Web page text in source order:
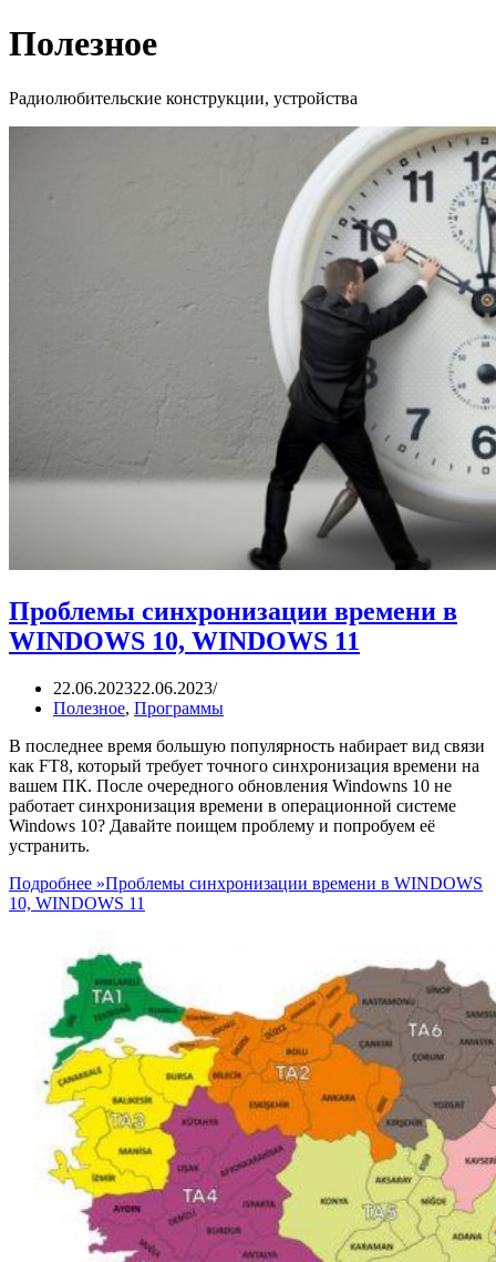
Полезное
Радиолюбительские конструкции, устройства
Проблемы синхронизации времени в
WINDOWS 10, WINDOWS 11
22.06.202322.06.2023
Полезное, Программы
В последнее время большую популярность набирает вид связи
как FT8, который требует точного синхронизация времени на
вашем ПК. После очередного обновления Windowns 10 не
работает синхронизация времени в операционной системе
Windows 10? Давайте поищем проблему и попробуем её
устранить.
Подробнее »Проблемы синхронизации времени в WINDOWS
10, WINDOWS 11